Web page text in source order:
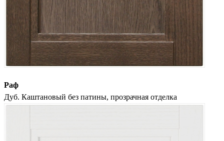
Раф
Дуб. Каштановый без патины, прозрачная отделка